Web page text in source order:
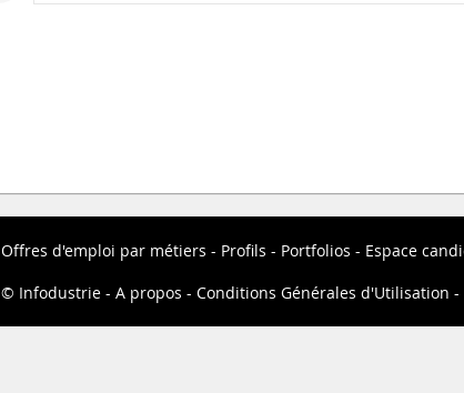
Offres d'emploi par métiers Profils Portfolios Espace
Infodustrie
A propos Conditions Générales d'Utilisation